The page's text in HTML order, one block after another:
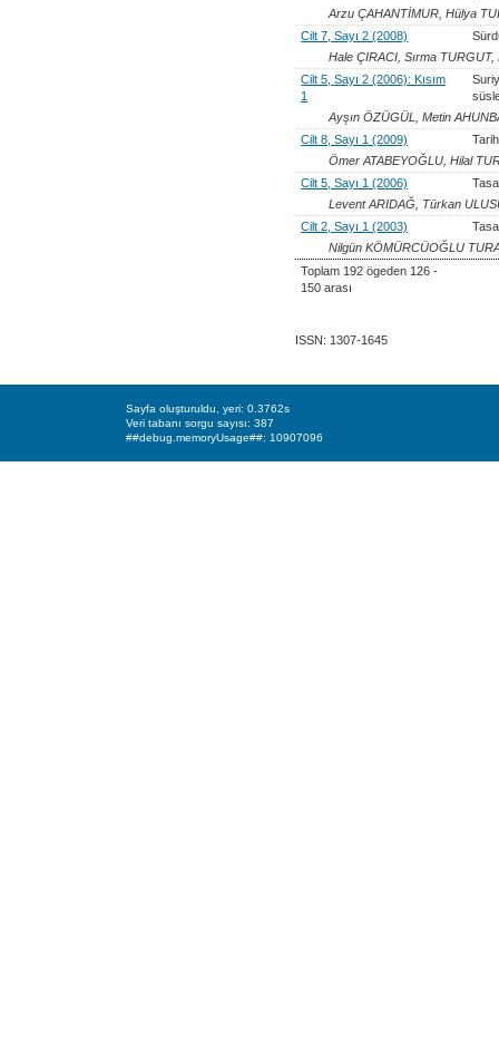
Arzu ÇAHANTİMUR, Hülya
Cilt 7, Sayı 2 (2008)
Hale ÇIRACI, Sırma
Cilt 5, Sayı 2 (2006): Kısım
1
Ayşın ÖZÜGÜL, Metin
Cilt 8, Sayı 1 (2009)
Ömer ATABEYOĞLU, Hilal
Cilt 5, Sayı 1 (2006)
Levent ARIDAĞ, Türkan
Cilt 2, Sayı 1 (2003)
Nilgün KÖMÜRCÜOĞLU
Toplam 192 ögeden 126 -
150 arası
ISSN: 1307-1645
Sayfa oluşturuldu, yeri: 0.3762s
Veri tabanı sorgu sayısı: 387
##debug.memoryUsage##: 10907096